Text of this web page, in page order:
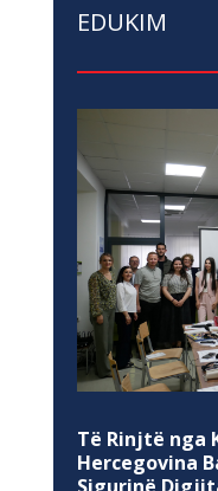
EDUKIM
Të Rinjtë nga
Hercegovina